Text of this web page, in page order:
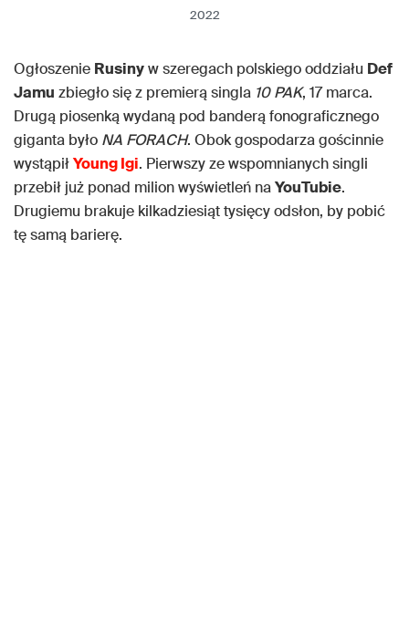
2022
Ogłoszenie Rusinyw szeregach polskiego oddziału Def
Jamu zbiegło się z premierą singla 10 PAK, 17 marca.
Drugą piosenką wydaną pod banderą fonograficznego
giganta było NA FORACH. Obok gospodarza gościnnie
wystąpiłYoung Igi. Pierwszy ze wspomnianych singli
przebił już ponad milion wyświetleń naYouTubie.
Drugiemu brakuje kilkadziesiąt tysięcy odsłon, by pobić
tę samą barierę.